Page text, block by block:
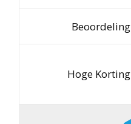
Beoordeling
Hoge Korting